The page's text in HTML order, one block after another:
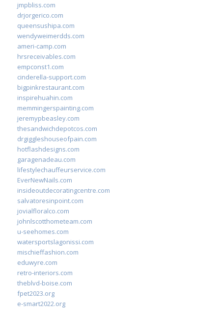
jmpbliss.com
drjorgerico.com
queensushipa.com
wendyweimerdds.com
ameri-camp.com
hrsreceivables.com
empconst1.com
cinderella-support.com
bigpinkrestaurant.com
inspirehuahin.com
memmingerspainting.com
jeremypbeasley.com
thesandwichdepotcos.com
drgiggleshouseofpain.com
hotflashdesigns.com
garagenadeau.com
lifestylechauffeurservice.com
EverNewNails.com
insideoutdecoratingcentre.com
salvatoresinpoint.com
jovialfloralco.com
johnlscotthometeam.com
u-seehomes.com
watersportslagonissi.com
mischieffashion.com
eduwyre.com
retro-interiors.com
theblvd-boise.com
fpet2023.org
e-smart2022.org